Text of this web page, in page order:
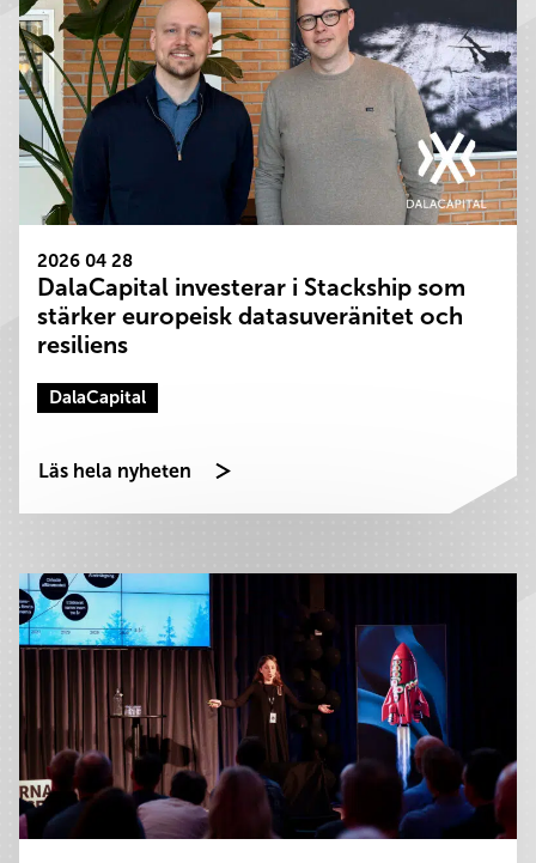
2026 04 28
DalaCapital investerar i Stackship som
stärker europeisk datasuveränitet och
resiliens
DalaCapital
Läs hela nyheten